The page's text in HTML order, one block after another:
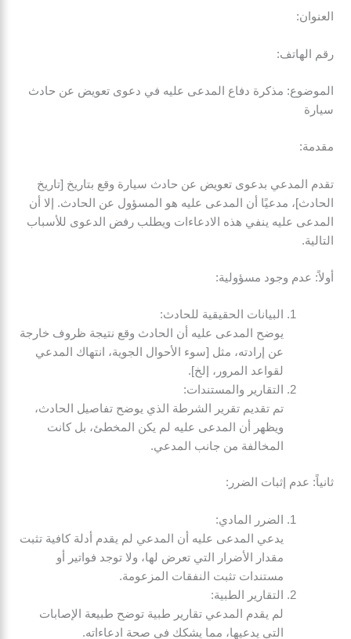
العنوان:
رقم الهاتف:
الموضوع: مذكرة دفاع المدعى عليه في دعوى تعويض عن حادث
سيارة
مقدمة:
تقدم المدعي بدعوى تعويض عن حادث سيارة وقع بتاريخ [تاريخ
الحادث]، مدعيًا أن المدعى عليه هو المسؤول عن الحادث. إلا أن
المدعى عليه ينفي هذه الادعاءات ويطلب رفض الدعوى للأسباب
التالية.
أولاً: عدم وجود مسؤولية:
البيانات الحقيقية للحادث:
يوضح المدعى عليه أن الحادث وقع نتيجة ظروف خارجة
عن إرادته، مثل [سوء الأحوال الجوية، انتهاك المدعي
لقواعد المرور، إلخ].
التقارير والمستندات:
تم تقديم تقرير الشرطة الذي يوضح تفاصيل الحادث،
ويظهر أن المدعى عليه لم يكن المخطئ، بل كانت
المخالفة من جانب المدعي.
ثانياً: عدم إثبات الضرر:
الضرر المادي:
يدعي المدعى عليه أن المدعي لم يقدم أدلة كافية تثبت
مقدار الأضرار التي تعرض لها، ولا توجد فواتير أو
مستندات تثبت النفقات المزعومة.
التقارير الطبية:
لم يقدم المدعي تقارير طبية توضح طبيعة الإصابات
التي يدعيها، مما يشكك في صحة ادعاءاته.